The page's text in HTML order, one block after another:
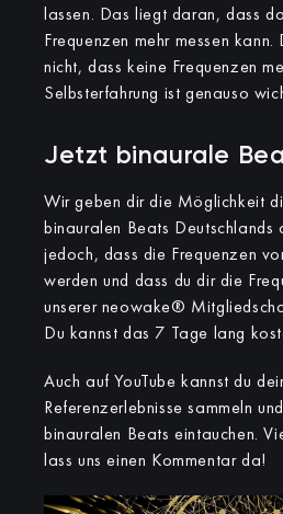
lassen. Das liegt daran, dass
Frequenzen mehr messen
nicht, dass keine Frequenzen
Selbsterfahrung ist genauso
Jetzt binaurale
Wir geben dir die Möglichkeit
binauralen Beats Deutschlands
jedoch, dass die Frequenzen
werden und dass du dir die
unserer neowake®
Du kannst das 7 Tage lang
Auch auf YouTube kannst du
Referenzerlebnisse sammeln
binauralen Beats eintauchen.
lass uns einen Kommentar da!